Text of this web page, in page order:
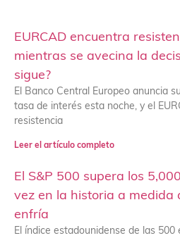
EURCAD encuentra
mientras se avecina la
sigue?
El Banco Central Europeo anuncia
tasa de interés esta noche, y el
resistencia
Leer el artículo completo
El S&P 500 supera los
vez en la historia a medida
enfría
El índice estadounidense de las